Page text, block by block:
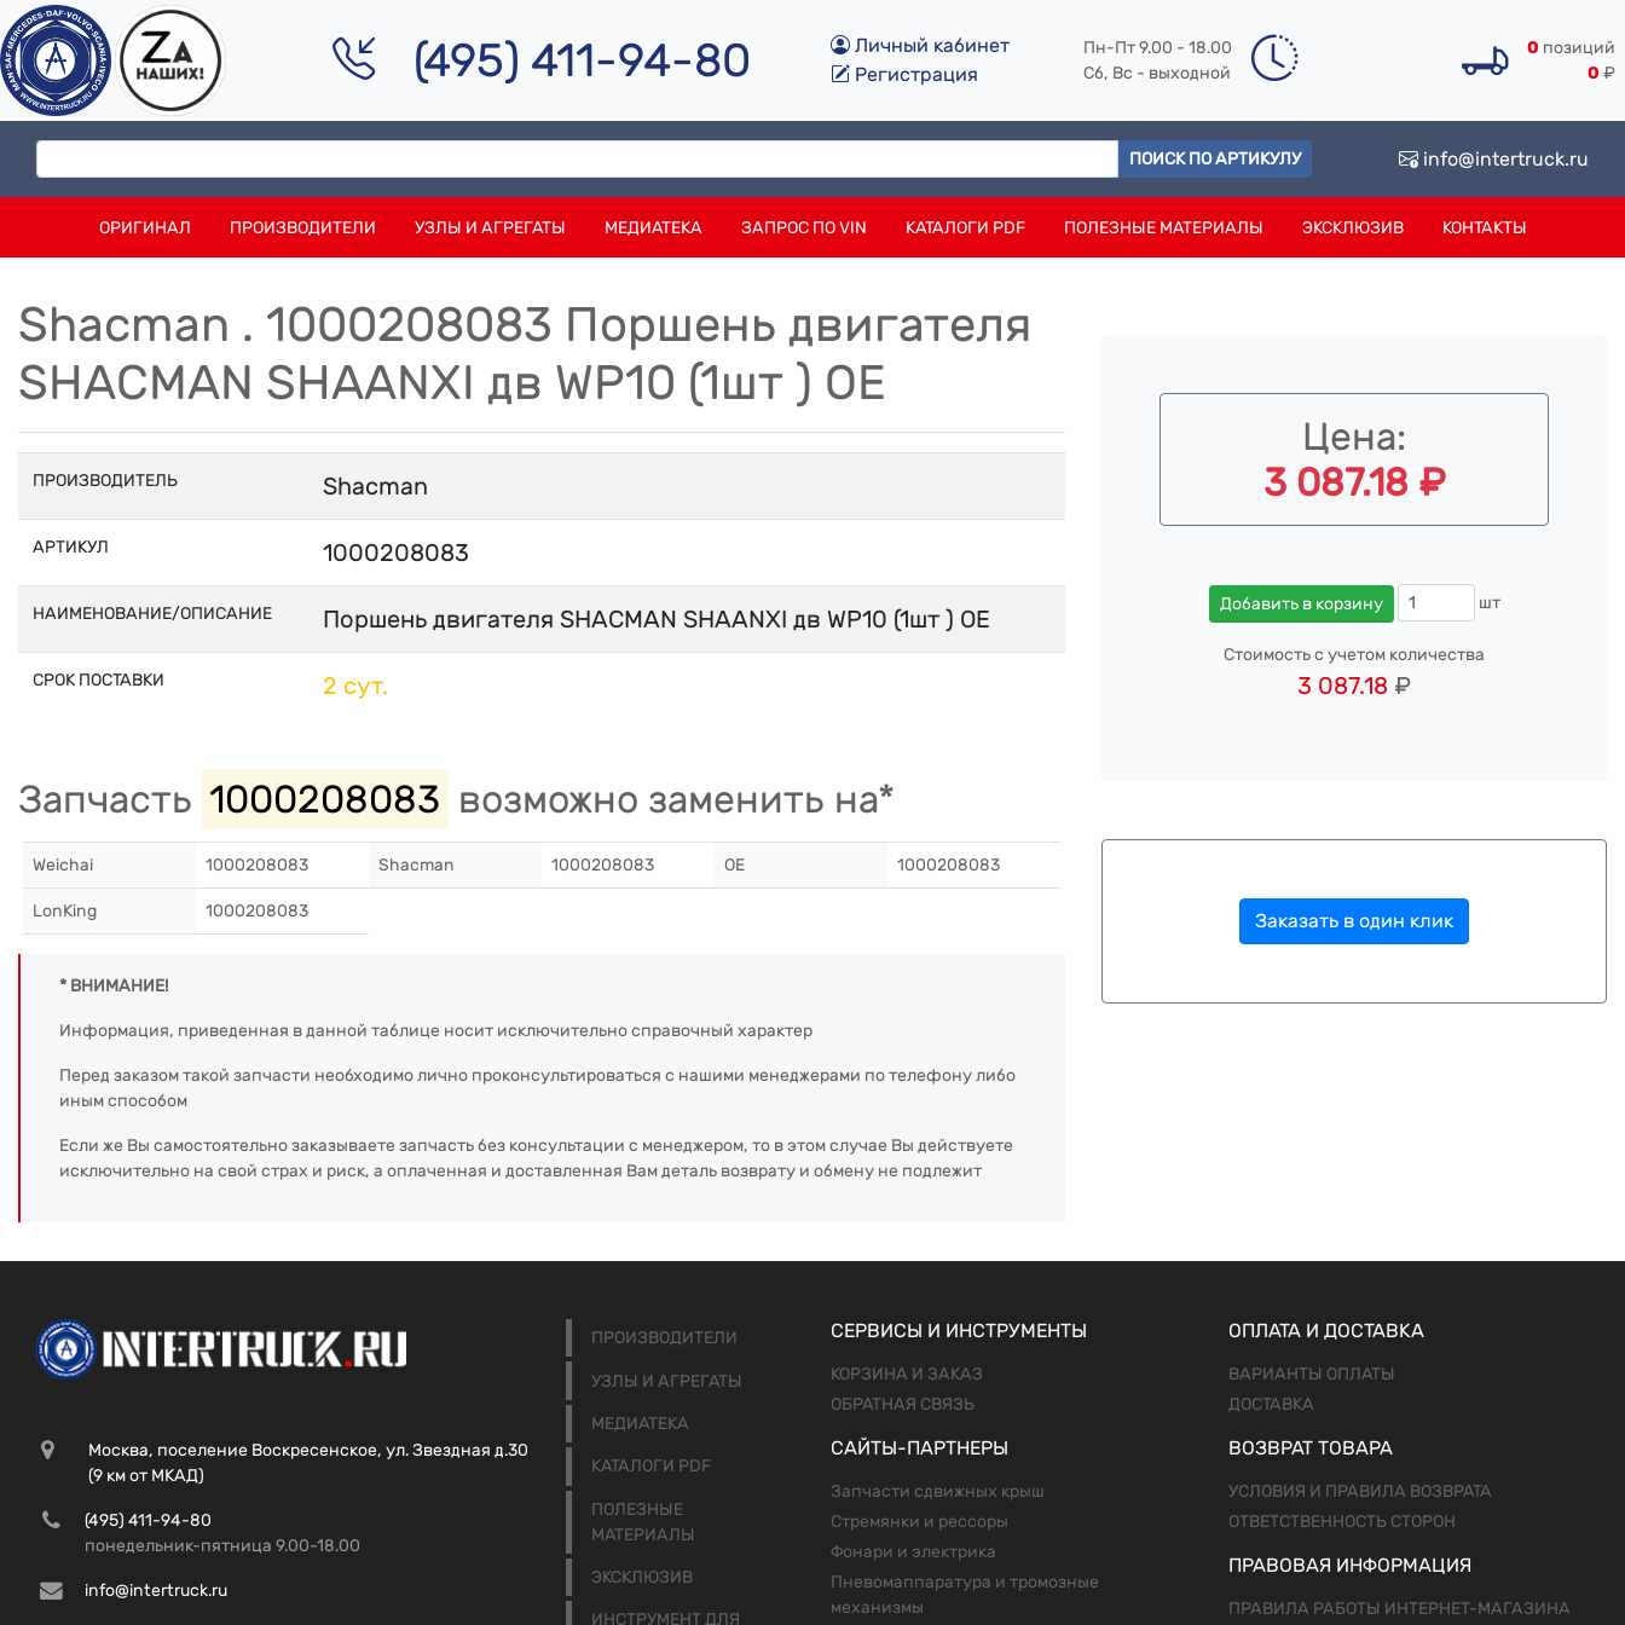
(495) 411-94-80
Личный кабинет
Регистрация
Пн-Пт 9.00 - 18.00
Сб, Вс - выходной
0 позиций
0 ₽
ПОИСК ПО АРТИКУЛУ info@intertruck.ru
ОРИГИНАЛ ПРОИЗВОДИТЕЛИ УЗЛЫ И АГРЕГАТЫ МЕДИАТЕКА ЗАПРОС ПО VIN КАТАЛОГИ PDF ПОЛЕЗНЫЕ МАТЕРИАЛЫ ЭКСКЛЮЗИВ КОНТАКТЫ
Shacman . 1000208083 Поршень двигателя
SHACMAN SHAANXI дв WP10 (1шт ) OE
ПРОИЗВОДИТЕЛЬ Shacman
АРТИКУЛ 1000208083
НАИМЕНОВАНИЕ/ОПИСАНИЕ Поршень двигателя SHACMAN SHAANXI дв WP10 (1шт ) OE
СРОК ПОСТАВКИ 2 сут.
Запчасть 1000208083 возможно заменить на*
Weichai 1000208083 Shacman 1000208083 OE 1000208083
LonKing 1000208083
* ВНИМАНИЕ!
Информация, приведенная в данной таблице носит исключительно справочный характер
Перед заказом такой запчасти необходимо лично проконсультироваться с нашими менеджерами по телефону либо
иным способом
Если же Вы самостоятельно заказываете запчасть без консультации с менеджером, то в этом случае Вы действуете
исключительно на свой страх и риск, а оплаченная и доставленная Вам деталь возврату и обмену не подлежит
Цена:
3 087.18 ₽
Добавить в корзину шт
Стоимость с учетом количества
3 087.18 ₽
Заказать в один клик
Москва, поселение Воскресенское, ул. Звездная д.30
(9 км от МКАД)
(495) 411-94-80
понедельник-пятница 9.00-18.00
info@intertruck.ru
ПРОИЗВОДИТЕЛИ
УЗЛЫ И АГРЕГАТЫ
МЕДИАТЕКА
КАТАЛОГИ PDF
ПОЛЕЗНЫЕ
МАТЕРИАЛЫ
ЭКСКЛЮЗИВ
ИНСТРУМЕНТ ДЛЯ
СЕРВИСЫ И ИНСТРУМЕНТЫ
КОРЗИНА И ЗАКАЗ
ОБРАТНАЯ СВЯЗЬ
САЙТЫ-ПАРТНЕРЫ
Запчасти сдвижных крыш
Стремянки и рессоры
Фонари и электрика
Пневомаппаратура и тромозные
механизмы
ОПЛАТА И ДОСТАВКА
ВАРИАНТЫ ОПЛАТЫ
ДОСТАВКА
ВОЗВРАТ ТОВАРА
УСЛОВИЯ И ПРАВИЛА ВОЗВРАТА
ОТВЕТСТВЕННОСТЬ СТОРОН
ПРАВОВАЯ ИНФОРМАЦИЯ
ПРАВИЛА РАБОТЫ ИНТЕРНЕТ-МАГАЗИНА